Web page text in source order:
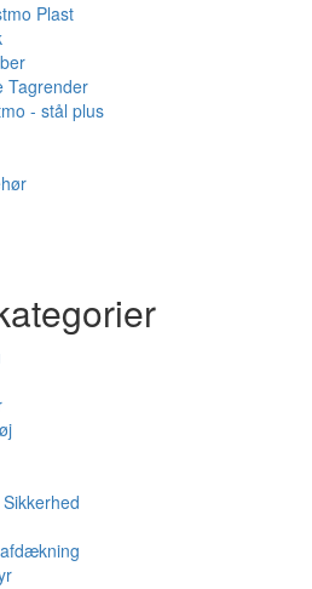
Plast
Tagrender
- stål plus